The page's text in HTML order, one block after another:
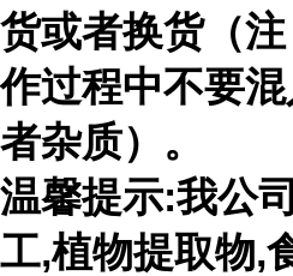
货或者换货（
作过程中不要
者杂质）。
温馨提示:我公
工,植物提取物,